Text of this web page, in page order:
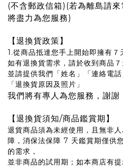
(不含郵政信箱)(若為離島請
將盡力為您服務)
【退換貨政策】
1.從商品抵達您手上開始即擁有７
如有退換貨需求，請於收到商品
並請提供我們「姓名」「連絡電話
「退換貨原因及照片」
我們將有專人為您服務，謝謝
【退換貨須知/商品鑑賞期】
退貨商品須為未經使用，且無非
障，消保法保障 7 天鑑賞期僅供
的需求，
並非商品的試用期；如本商店有